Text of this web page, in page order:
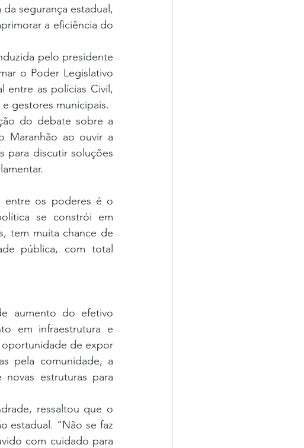
segurança estadual,
a eficiência do
pelo presidente
o Poder Legislativo
entre as polícias Civil,
gestores municipais.
do debate sobre a
Maranhão ao ouvir a
para discutir soluções
entre os poderes é o
se constrói em
tem muita chance de
pública, com total
aumento do efetivo
em infraestrutura e
oportunidade de expor
pela comunidade, a
estruturas para
ressaltou que o
estadual. “Não se faz
com cuidado para